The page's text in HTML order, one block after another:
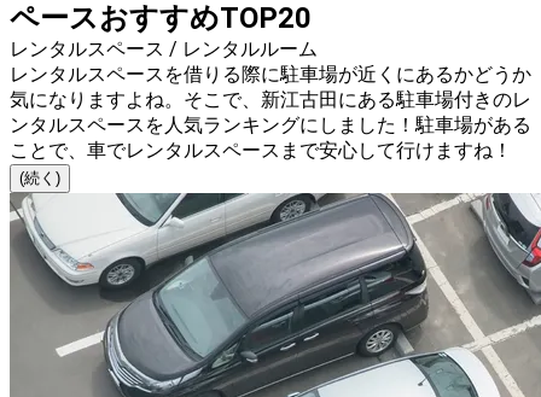
ペースおすすめTOP20
レンタルスペース / レンタルルーム
レンタルスペースを借りる際に駐車場が近くにあるかどうか
気になりますよね。そこで、新江古田にある駐車場付きのレ
ンタルスペースを人気ランキングにしました！駐車場がある
ことで、車でレンタルスペースまで安心して行けますね！
(続く)